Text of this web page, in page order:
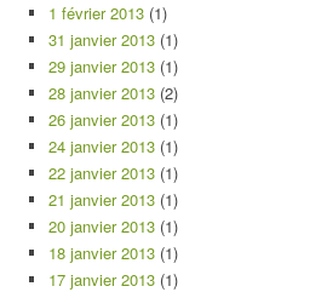
1 février 2013 (1)
31 janvier 2013 (1)
29 janvier 2013 (1)
28 janvier 2013 (2)
26 janvier 2013 (1)
24 janvier 2013 (1)
22 janvier 2013 (1)
21 janvier 2013 (1)
20 janvier 2013 (1)
18 janvier 2013 (1)
17 janvier 2013 (1)